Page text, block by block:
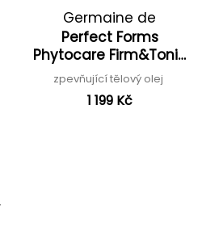
Germaine de
Capuccini
Perfect Forms
Phytocare Firm&Tonic
Body Oil
zpevňující tělový olej
1 199 Kč